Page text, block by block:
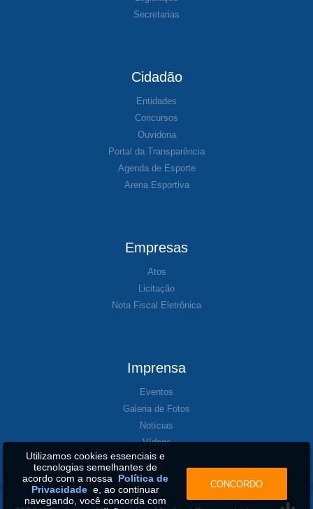
Secretarias
Cidadão
Entidades
Concursos
Ouvidoria
Portal da Transparência
Agenda de Esporte
Arena Esportiva
Empresas
Atos
Licitação
Nota Fiscal Eletrônica
Imprensa
Eventos
Galeria de Fotos
Notícias
Vídeos
Utilizamos cookies essenciais e
tecnologias semelhantes de
acordo com a nossa Política de
Privacidadee, ao continuar
navegando, você concorda com
CONCORDO